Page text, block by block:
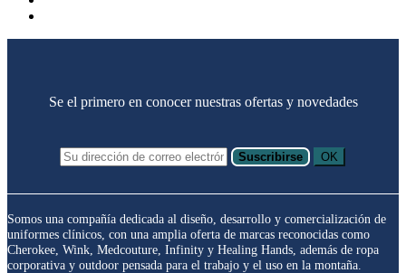
Se el primero en conocer nuestras ofertas y novedades
Suscribirse OK
Somos una compañía dedicada al diseño, desarrollo y comercialización de
uniformes clínicos, con una amplia oferta de marcas reconocidas como
Cherokee, Wink, Medcouture, Infinity y Healing Hands, además de ropa
corporativa y outdoor pensada para el trabajo y el uso en la montaña.